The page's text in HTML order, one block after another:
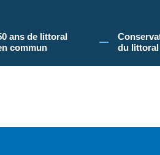
sur le site du Conservatoire du littoral,
ans de littoral
commun​
du littoral